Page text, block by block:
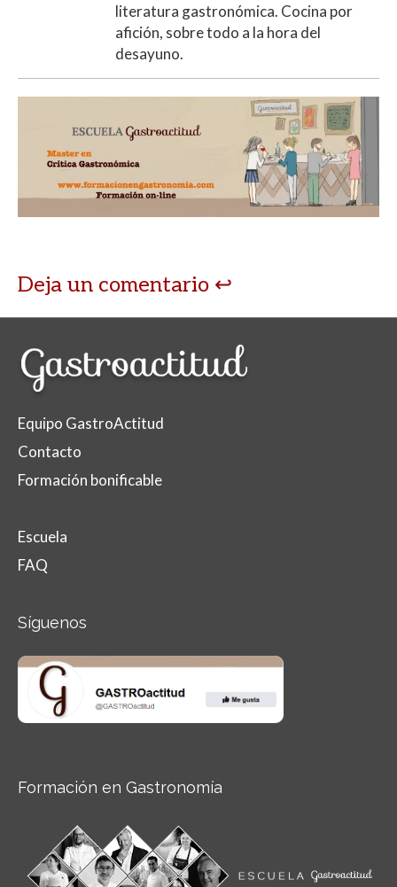
literatura gastronómica. Cocina por
afición, sobre todo a la hora del
desayuno.
Deja un comentario
Equipo GastroActitud
Contacto
Formación bonificable
Escuela
FAQ
Síguenos
Formación en Gastronomía